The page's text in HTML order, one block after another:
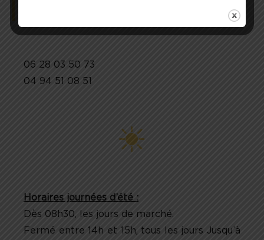
06 28 03 50 73
04 94 51 08 51
Horaires journées d’été :
Dès 08h30, les jours de marché.
Fermé entre 14h et 15h, tous les jours Jusqu’à